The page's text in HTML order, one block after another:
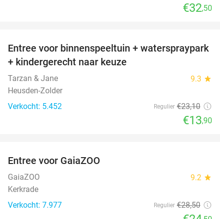
€32,50
40%
Entree voor binnenspeeltuin + waterspraypark
+ kindergerecht naar keuze
Tarzan & Jane 9.3 star
Heusden-Zolder
Verkocht: 5.452
Regulier €23,10
€13,90
Entree voor GaiaZOO
GaiaZOO 9.2 star
Kerkrade
Verkocht: 7.977
Regulier €28,50